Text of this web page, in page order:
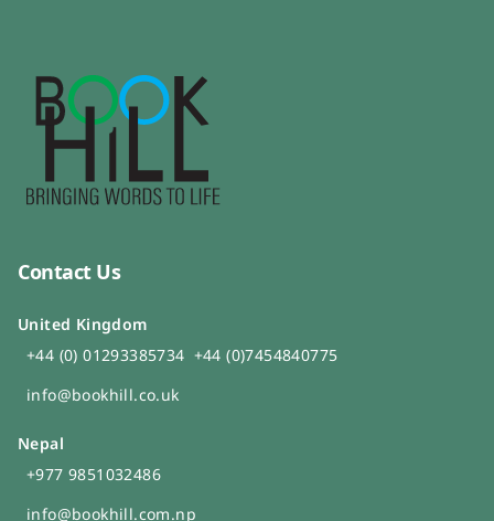
Contact Us
United Kingdom
+44 (0) 01293385734 +44 (0)7454840775
info@bookhill.co.uk
Nepal
+977 9851032486
info@bookhill.com.np